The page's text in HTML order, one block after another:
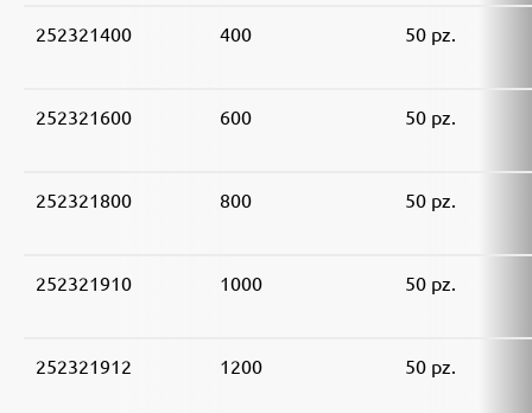
252321400 400 50 pz.
252321600 600 50 pz.
252321800 800 50 pz.
252321910 1000 50 pz.
252321912 1200 50 pz.